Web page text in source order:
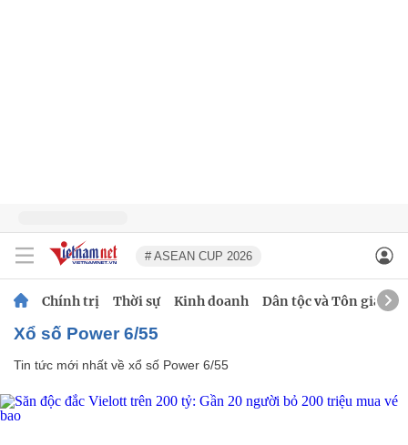
# ASEAN CUP 2026
Chính trị Thời sự Kinh doanh Dân tộc và Tôn giáo
xổ số Power 6/55
Tin tức mới nhất về xổ số Power 6/55